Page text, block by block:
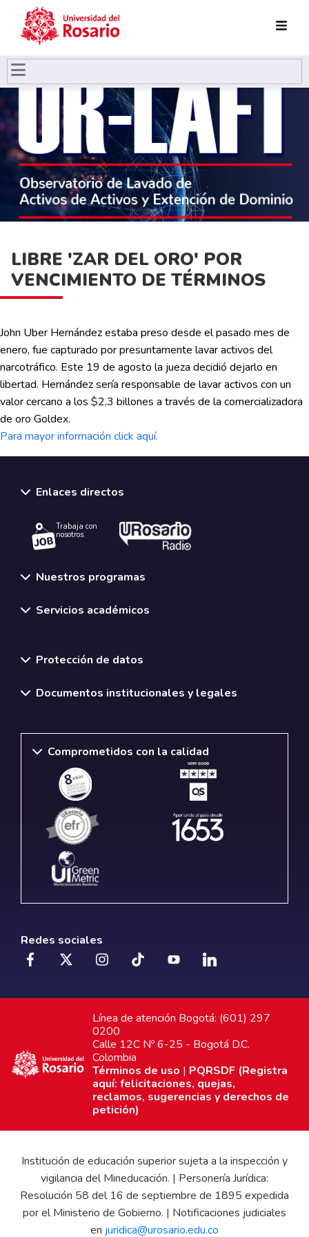
Pasar al contenido principal
LIBRE 'ZAR DEL ORO' POR
VENCIMIENTO DE TÉRMINOS
John Uber Hernández estaba preso desde el pasado mes de
enero, fue capturado por presuntamente lavar activos del
narcotráfico. Este 19 de agosto la jueza decidió dejarlo en
libertad. Hernández sería responsable de lavar activos con un
valor cercano a los $2,3 billones a través de la comercializadora
de oro Goldex.
Para mayor información click aquí.
Enlaces directos
Trabaja con
nosotros.
Nuestros programas
Servicios académicos
Protección de datos
Documentos institucionales y legales
Comprometidos con la calidad
Redes sociales
Línea de atención Bogotá: (601) 297
0200
Calle 12C Nº 6-25 - Bogotá D.C.
Colombia
Términos de uso | PQRSDF (Registra
aquí: felicitaciones, quejas,
reclamos, sugerencias y derechos de
petición)
Institución de educación superior sujeta a la inspección y
vigilancia del Mineducación. | Personería Jurídica:
Resolución 58 del 16 de septiembre de 1895 expedida
por el Ministerio de Gobierno. | Notificaciones judiciales
en juridica@urosario.edu.co